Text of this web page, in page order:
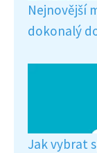
Nejnovější
dokonalý
Jak vybrat